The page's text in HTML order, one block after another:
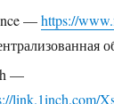
—https://
—
link.1inch.com/